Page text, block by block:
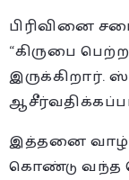
பிரிவினை
“கிருபை
இருக்கிறார்.
இத்தனை
கொண்டு வந்த